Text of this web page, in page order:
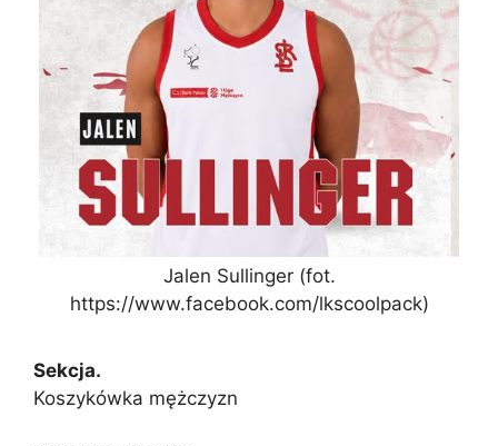
Jalen Sullinger (fot.
https://www.facebook.com/lkscoolpack)
Sekcja.
Koszykówka mężczyzn